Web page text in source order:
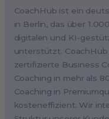
CoachHub ist ein
in Berlin, das über
digitalen und KI-
unterstützt.
zertifizierte Business
Coaching in mehr als
Coaching in
kosteneffizient. Wir
London, UK
Paris, France
Melbourne, Australia
Amsterdam,
Milan, Italy